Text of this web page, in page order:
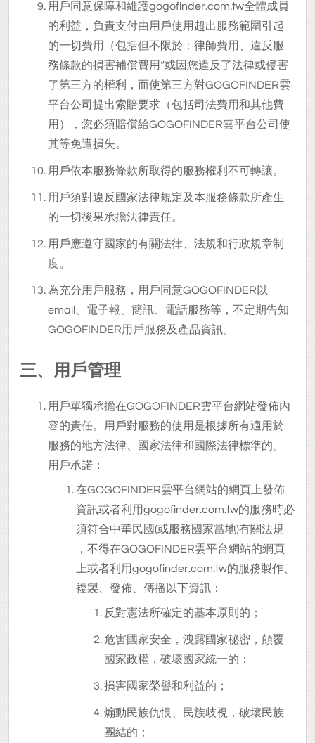
用戶同意保障和維護gogofinder.com.tw全體成員
的利益，負責支付由用戶使用超出服務範圍引起
的一切費用（包括但不限於：律師費用、違反服
務條款的損害補償費用“或因您違反了法律或侵害
了第三方的權利，而使第三方對GOGOFINDER雲
平台公司提出索賠要求（包括司法費用和其他費
用），您必須賠償給GOGOFINDER雲平台公司使
其等免遭損失。
用戶依本服務條款所取得的服務權利不可轉讓。
用戶須對違反國家法律規定及本服務條款所產生
的一切後果承擔法律責任。
用戶應遵守國家的有關法律、法規和行政規章制
度。
為充分用戶服務，用戶同意GOGOFINDER以
email、電子報、簡訊、電話服務等，不定期告知
GOGOFINDER用戶服務及產品資訊。
三、用戶管理
用戶單獨承擔在GOGOFINDER雲平台網站發佈內
容的責任。用戶對服務的使用是根據所有適用於
服務的地方法律、國家法律和國際法律標準的。
用戶承諾：
在GOGOFINDER雲平台網站的網頁上發佈
資訊或者利用gogofinder.com.tw的服務時必
須符合中華民國(或服務國家當地)有關法規
，不得在GOGOFINDER雲平台網站的網頁
上或者利用gogofinder.com.tw的服務製作、
複製、發佈、傳播以下資訊：
反對憲法所確定的基本原則的；
危害國家安全，洩露國家秘密，顛覆
國家政權，破壞國家統一的；
損害國家榮譽和利益的；
煽動民族仇恨、民族歧視，破壞民族
團結的；